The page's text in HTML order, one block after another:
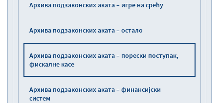
Архива подзаконских аката – игре на срећу
Архива подзаконских аката – остало
Архива подзаконских аката – порески поступак,
фискалне касе
Архива подзаконских аката – финансијски
систем